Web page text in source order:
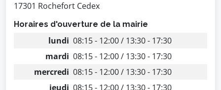
17301 Rochefort Cedex
Horaires d'ouverture de la mairie
lundi 08:15 - 12:00 / 13:30 - 17:30
mardi 08:15 - 12:00 / 13:30 - 17:30
mercredi 08:15 - 12:00 / 13:30 - 17:30
jeudi 08:15 - 12:00 / 13:30 - 17:30